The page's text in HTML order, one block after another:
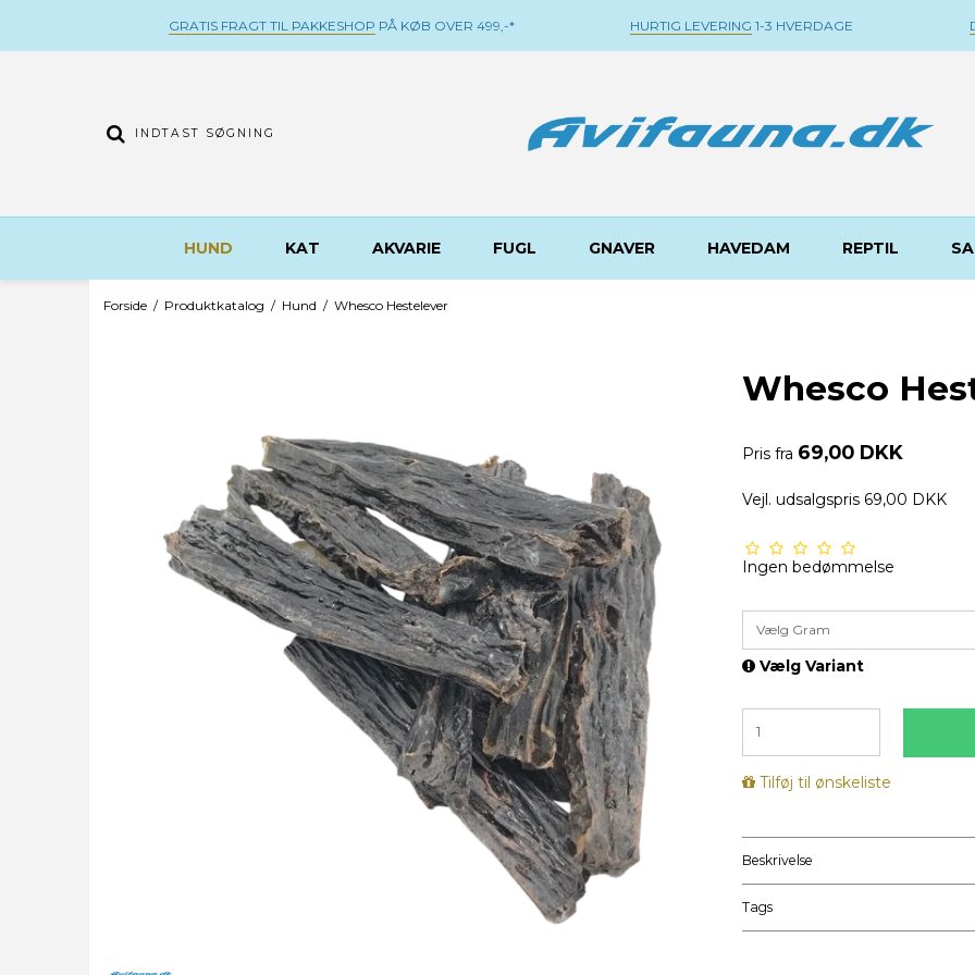
GRATIS FRAGT TIL PAKKESHOP PÅ KØB OVER 499,-* HURTIG LEVERING 1-3 HVERDAGE
HUND KAT AKVARIE FUGL GNAVER HAVEDAM REPTIL
Forside / Produktkatalog / Hund / Whesco Hestelever
Whesco
Pris fra 69,00 DKK
Vejl. udsalgspris 69,00 DKK
Ingen bedømmelse
Vælg Gram
Vælg Variant
Tilføj til ønskeliste
Beskrivelse
Tags